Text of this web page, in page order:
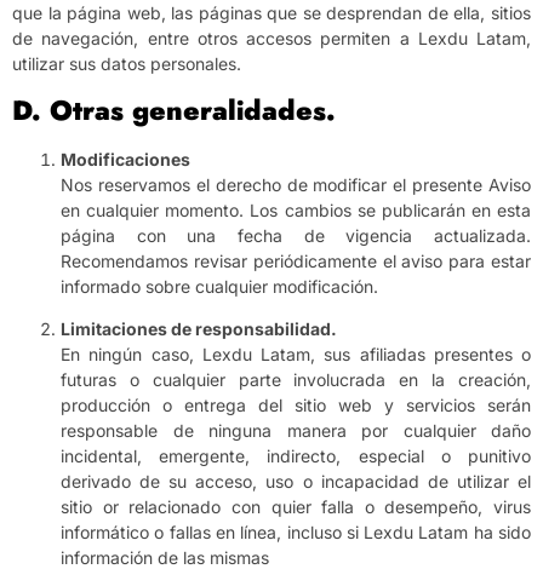
que la página web, las páginas que se desprendan de ella, sitios
de navegación, entre otros accesos permiten a Lexdu Latam,
utilizar sus datos personales.
D. Otras generalidades.
Modificaciones
Nos reservamos el derecho de modificar el presente Aviso
en cualquier momento. Los cambios se publicarán en esta
página con una fecha de vigencia actualizada.
Recomendamos revisar periódicamente el aviso para estar
informado sobre cualquier modificación.
Limitaciones de responsabilidad.
En ningún caso, Lexdu Latam, sus afiliadas presentes o
futuras o cualquier parte involucrada en la creación,
producción o entrega del sitio web y servicios serán
responsable de ninguna manera por cualquier daño
incidental, emergente, indirecto, especial o punitivo
derivado de su acceso, uso o incapacidad de utilizar el
sitio or relacionado con quier falla o desempeño, virus
informático o fallas en línea, incluso si Lexdu Latam ha sido
información de las mismas